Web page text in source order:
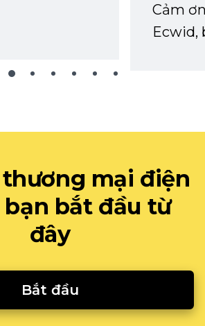
Cảm
Ecwid,
mại điện
bắt đầu từ
đây
Bắt đầu